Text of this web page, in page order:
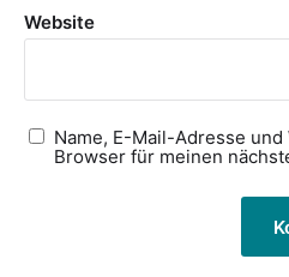
Website
Name, E-Mail-Adresse
Browser für meinen